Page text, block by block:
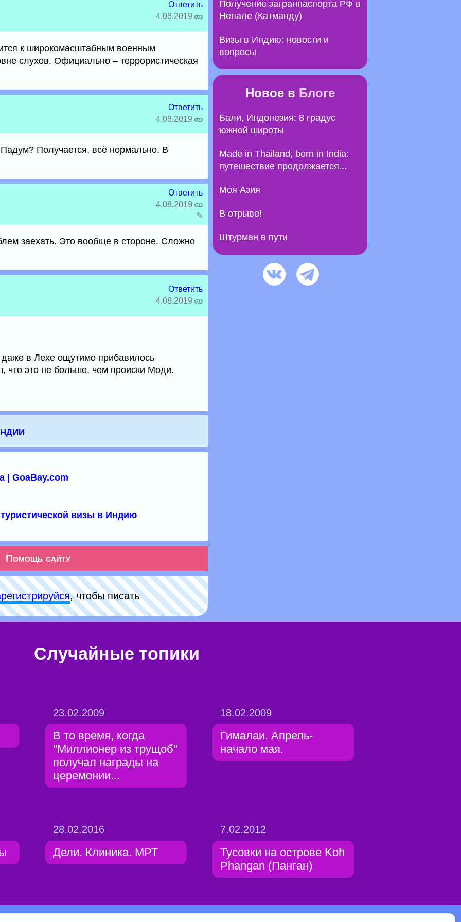
Ответить
4.08.2019
к широкомасштабным военным
слухов. Официально – террористическая
Ответить
4.08.2019
Получается, всё нормально. В
Ответить
4.08.2019
✎
заехать. Это вообще в стороне. Сложно
Ответить
4.08.2019
в Лехе ощутимо прибавилось
что это не больше, чем происки Моди.
| GoaBay.com
визы в Индию
Помощь сайту
, чтобы писать
Получение загранпаспорта РФ в
Непале (Катманду)
Визы в Индию: новости и
вопросы
Новое в Блоге
Бали, Индонезия: 8 градус
южной широты
Made in Thailand, born in India:
путешествие продолжается...
Моя Азия
В отрыве!
Штурман в пути
Случайные топики
23.02.2009
В то время, когда
"Миллионер из трущоб"
получал награды на
церемонии...
18.02.2009
Гималаи. Апрель-
начало мая.
28.02.2016
Дели. Клиника. МРТ
7.02.2012
Тусовки на острове Koh
Phangan (Панган)